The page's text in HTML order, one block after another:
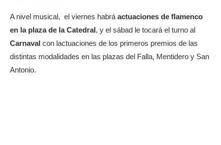
A nivel musical, el viernes habráactuaciones de flamenco
en la plaza de la Catedral, y el sábad le tocará el turno al
Carnaval con lactuaciones de los primeros premios de las
distintas modalidades en las plazas del Falla, Mentidero y San
Antonio.